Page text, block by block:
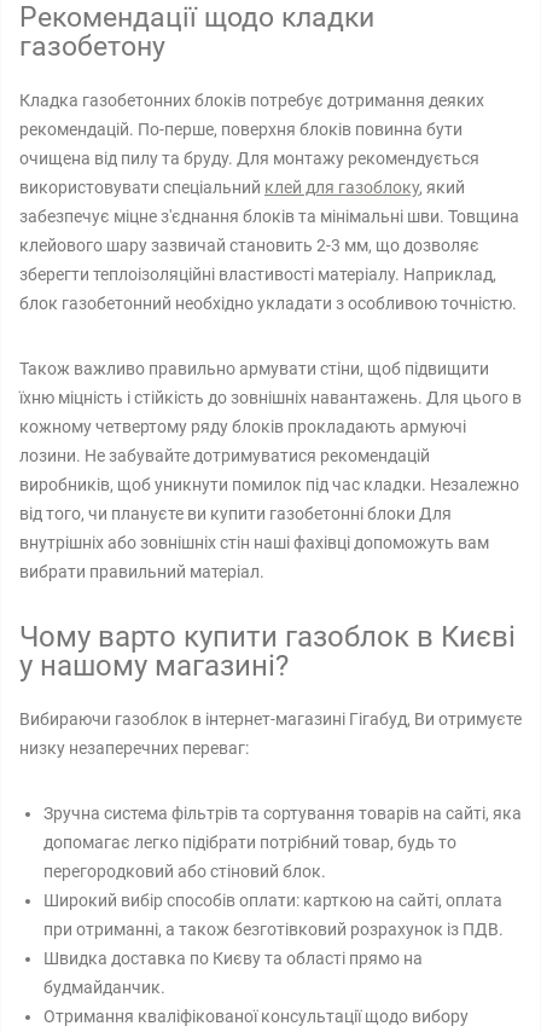
Рекомендації щодо кладки
газобетону
Кладка газобетонних блоків потребує дотримання деяких
рекомендацій. По-перше, поверхня блоків повинна бути
очищена від пилу та бруду. Для монтажу рекомендується
використовувати спеціальний клей для газоблоку, який
забезпечує міцне з'єднання блоків та мінімальні шви. Товщина
клейового шару зазвичай становить 2-3 мм, що дозволяє
зберегти теплоізоляційні властивості матеріалу. Наприклад,
блок газобетонний необхідно укладати з особливою точністю.
Також важливо правильно армувати стіни, щоб підвищити
їхню міцність і стійкість до зовнішніх навантажень. Для цього в
кожному четвертому ряду блоків прокладають армуючі
лозини. Не забувайте дотримуватися рекомендацій
виробників, щоб уникнути помилок під час кладки. Незалежно
від того, чи плануєте ви купити газобетонні блоки Для
внутрішніх або зовнішніх стін наші фахівці допоможуть вам
вибрати правильний матеріал.
Чому варто купити газоблок в Києві
у нашому магазині?
Вибираючи газоблок в інтернет-магазині Гігабуд, Ви отримуєте
низку незаперечних переваг:
Зручна система фільтрів та сортування товарів на сайті, яка
допомагає легко підібрати потрібний товар, будь то
перегородковий або стіновий блок.
Широкий вибір способів оплати: карткою на сайті, оплата
при отриманні, а також безготівковий розрахунок із ПДВ.
Швидка доставка по Києву та області прямо на
будмайданчик.
Отримання кваліфікованої консультації щодо вибору